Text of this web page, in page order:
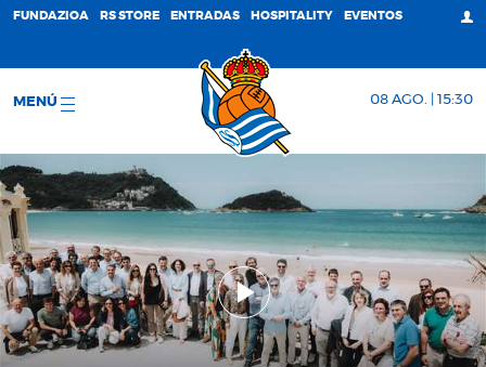
FUNDAZIOA RS STORE ENTRADAS HOSPITALITY EVENTOS
MENÚ 08 AGO. | 15:30